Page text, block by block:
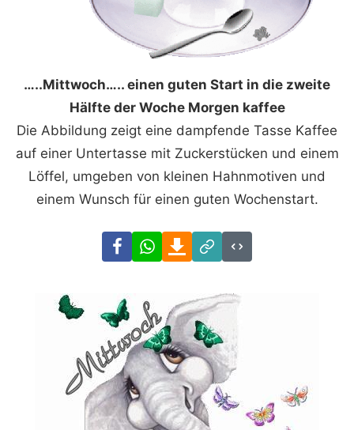
…..Mittwoch….. einen guten Start in die zweite
Hälfte der Woche Morgen kaffee
Die Abbildung zeigt eine dampfende Tasse Kaffee
auf einer Untertasse mit Zuckerstücken und einem
Löffel, umgeben von kleinen Hahnmotiven und
einem Wunsch für einen guten Wochenstart.
FacebookWhatsAppDownload
Link
Code